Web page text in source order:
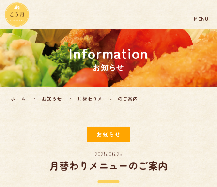
MENU
こう月について
メニュー
配達エリア
会社概要
お知らせ
ホーム お知らせ 月替わりメニューのご案内
お知らせ
2025.06.25
月替わりメニューのご案内